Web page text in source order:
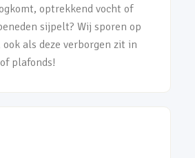
optrekkend vocht of
sijpelt? Wij sporen op
als deze verborgen zit in
plafonds!